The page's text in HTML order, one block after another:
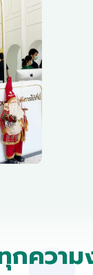
กความ